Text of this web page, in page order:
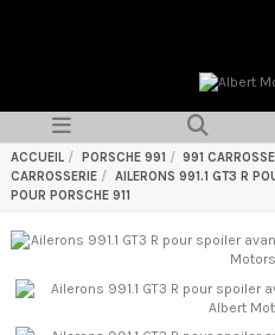
ACCUEIL PORSCHE 991 991
CARROSSERIE
AILERONS 991.1 GT3 R
POUR PORSCHE 911